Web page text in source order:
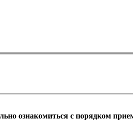
ознакомиться с порядком